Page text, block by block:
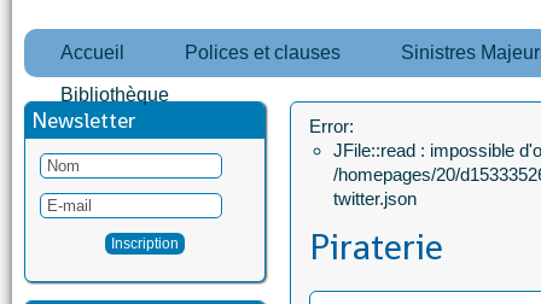
Accueil Polices et clauses Sinistres
Bibliothèque
Newsletter
Error:
JFile::read : impossible
/homepages/20/
twitter.json
Piraterie